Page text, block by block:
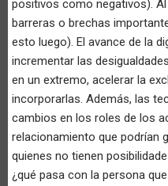
positivos como negativos).
barreras o brechas
esto luego). El avance de la
incrementar las
en un extremo, acelerar la
incorporarlas. Además, las
cambios en los roles de los
relacionamiento que podrían
quienes no tienen
¿qué pasa con la persona